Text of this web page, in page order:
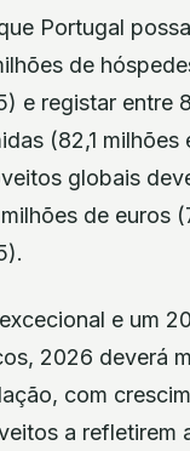
Portugal
de
e registar entre
(82,1 milhões
globais
de euros
e um
2026 deverá
com
a refletirem